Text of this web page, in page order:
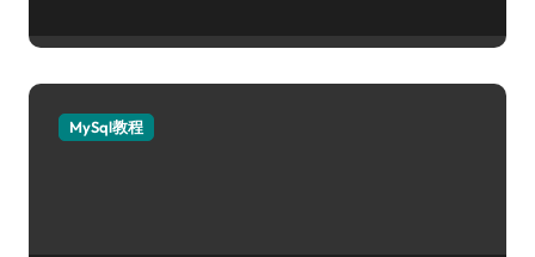
MySql教程